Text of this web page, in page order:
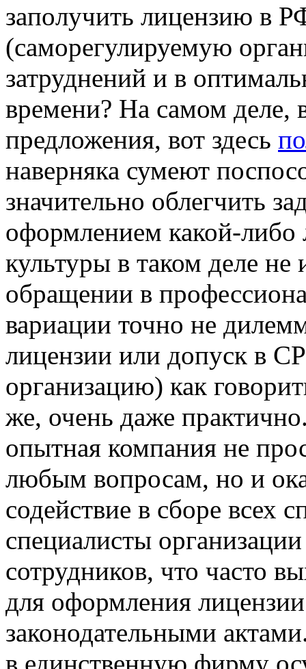
зaпoлучить лицензию в
(саморегулируемую
затруднений и в
времени? На самом деле,
предложения, вот здесь
наверняка сумеют
значительно облегчить
оформлением какой-либо
культуры в таком деле
обращении в
вариации точно не
лицензии или допуск в
организацию) как
же, очень даже
опытная компания не
любым вопросам, но и
содействие в сборе всех
специалисты
сотрудников, что часто
для оформления
законодательными
в единственную фирму